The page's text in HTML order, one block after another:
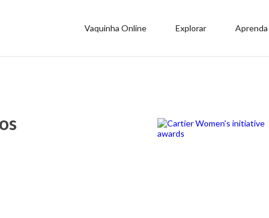
Vaquinha Online Explorar Aprenda